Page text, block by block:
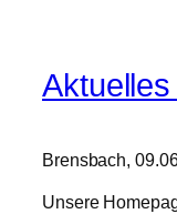
Brensbach,
Unsere